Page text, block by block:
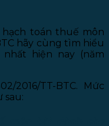
toán thuế môn
hãy cùng tìm hiểu
hiện nay (năm
2016/TT-BTC. Mức
sau: